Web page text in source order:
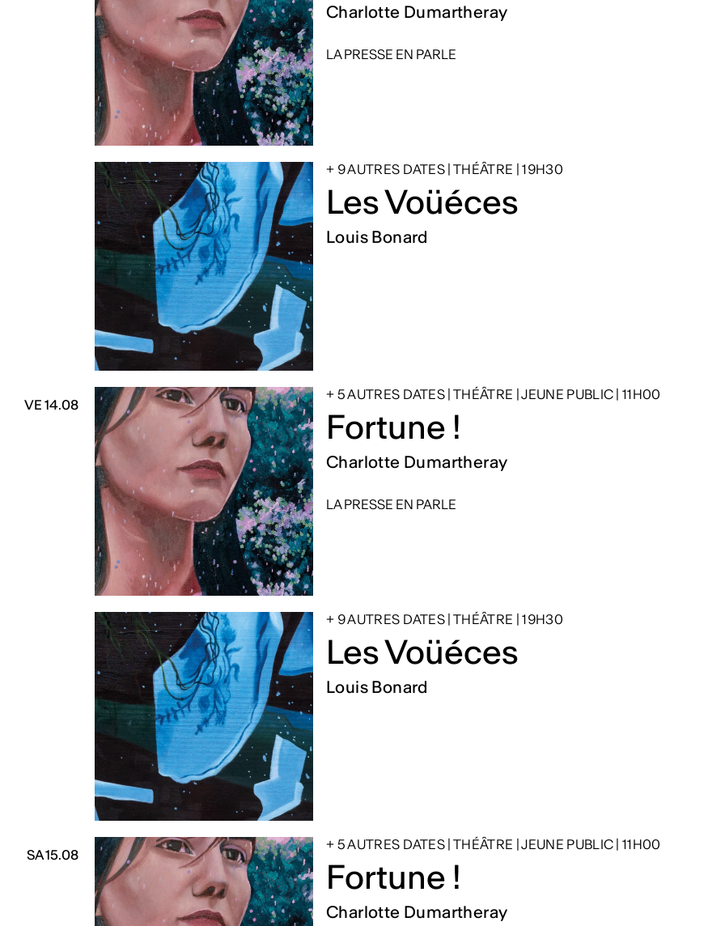
Charlotte Dumartheray
LA PRESSE EN PARLE
+ 9 AUTRES DATES | THÉÂTRE | 19H30
Les Voüéces
Louis Bonard
VE 14.08
+ 5 AUTRES DATES | THÉÂTRE |JEUNE PUBLIC | 11H00
Fortune !
Charlotte Dumartheray
LA PRESSE EN PARLE
+ 9 AUTRES DATES | THÉÂTRE | 19H30
Les Voüéces
Louis Bonard
SA 15.08
+ 5 AUTRES DATES | THÉÂTRE |JEUNE PUBLIC | 11H00
Fortune !
Charlotte Dumartheray